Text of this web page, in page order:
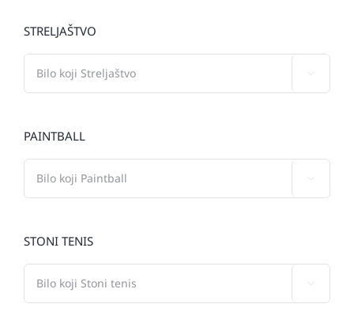
STRELJAŠTVO
PAINTBALL
STONI TENIS